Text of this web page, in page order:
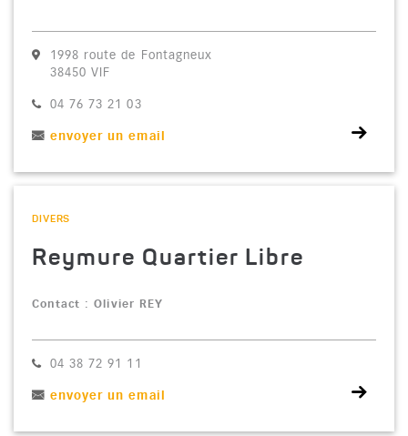
1998 route de Fontagneux
38450 VIF
Téléphone :
04 76 73 21 03
envoyer un email
CATÉGORIE : "
DIVERS
Reymure Quartier Libre
Contact : Olivier REY
Téléphone :
04 38 72 91 11
envoyer un email